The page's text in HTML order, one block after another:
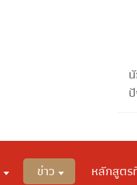
ข่าว หลักสูตร